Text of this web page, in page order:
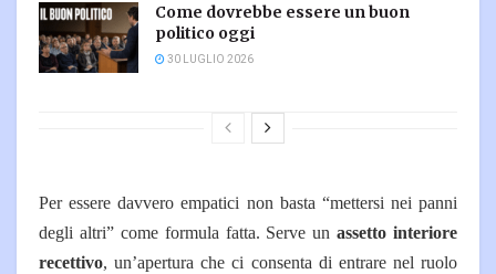
Come dovrebbe essere un buon
politico oggi
30 LUGLIO 2026
Per essere davvero empatici non basta “mettersi nei panni
degli altri” come formula fatta. Serve unassetto interiore
recettivo, un’apertura che ci consenta di entrare nel ruolo